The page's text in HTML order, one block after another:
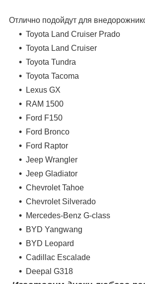
Отлично подойдут для
Toyota Land Cruiser Prado
Toyota Land Cruiser
Toyota Tundra
Toyota Tacoma
Lexus GX
RAM 1500
Ford F150
Ford Bronco
Ford Raptor
Jeep Wrangler
Jeep Gladiator
Chevrolet Tahoe
Chevrolet Silverado
Mercedes-Benz G-class
BYD Yangwang
BYD Leopard
Cadillac Escalade
Deepal G318